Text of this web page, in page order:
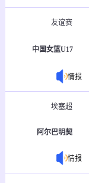
友谊赛
中国女篮U17
情报
埃塞超
阿尔巴明契
情报